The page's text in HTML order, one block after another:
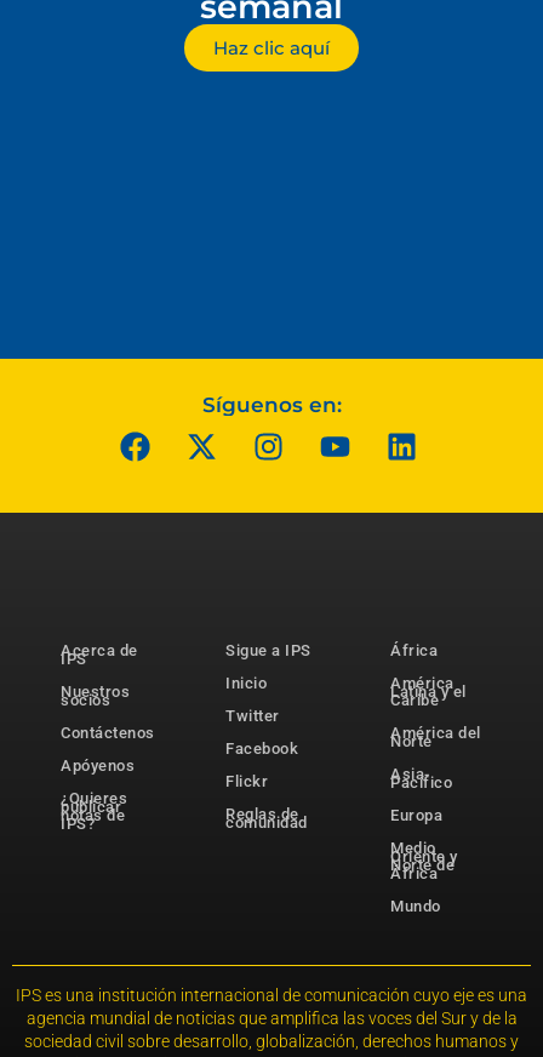
Haz clic aquí
Síguenos en:
Acerca de
IPS
Nuestros
socios
Contáctenos
Apóyenos
¿Quieres
publicar
notas de
IPS?
Sigue a IPS
Inicio
Twitter
Facebook
Flickr
Reglas de
comunidad
África
América
Latina y el
Caribe
América del
Norte
Asia-
Pacífico
Europa
Medio
Oriente y
Norte de
África
Mundo
IPS es una institución internacional de comunicación cuyo eje es una
agencia mundial de noticias que amplifica las voces del Sur y de la
sociedad civil sobre desarrollo, globalización, derechos humanos y